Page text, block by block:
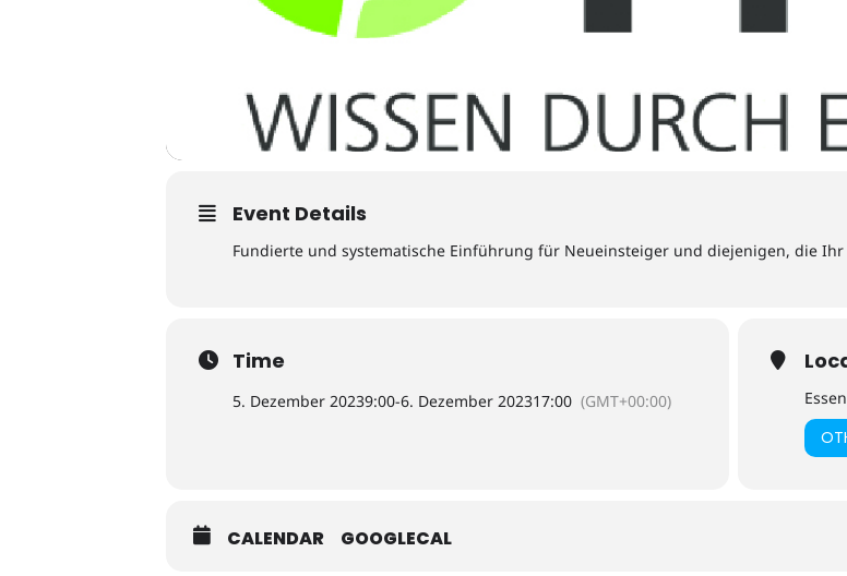
Event Details
Fundierte und systematische Einführung für Neueinsteiger und diejenigen, die
Time
5. Dezember 20239:00-6. Dezember 202317:00 (GMT+00:00) Essen
CALENDAR GOOGLECAL